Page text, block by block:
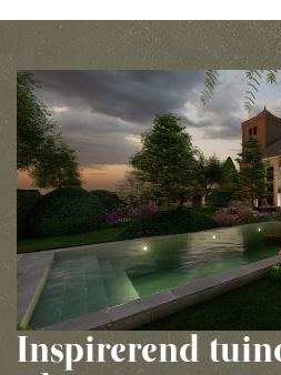
Inspirerend